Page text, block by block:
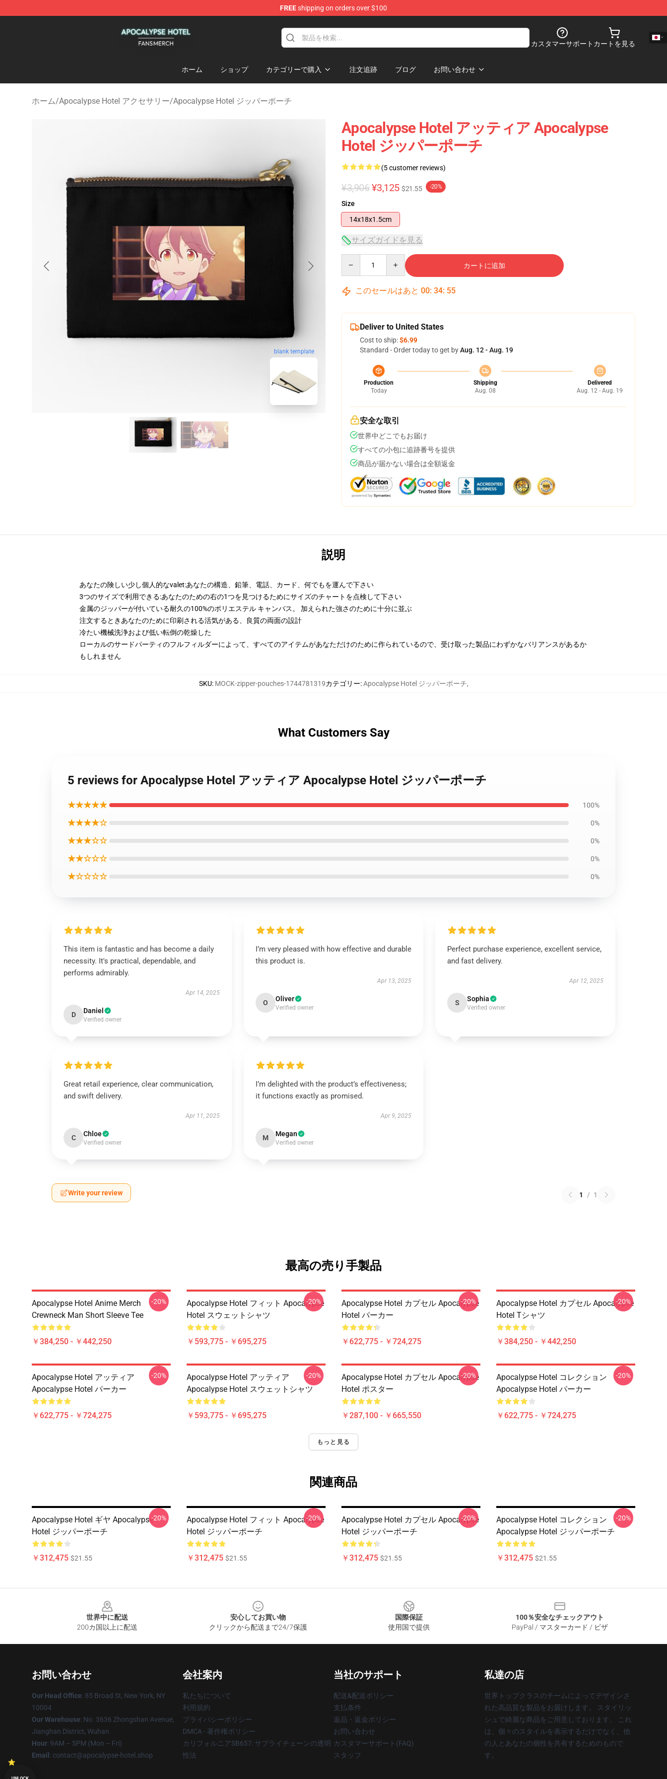
FREEshipping on orders over $100
カスタマーサポート カートを見る
ホーム ショップ カテゴリーで購入 注文追跡 ブログ お問い合わせ
ホーム/Apocalypse Hotel アクセサリー/Apocalypse Hotel ジッパーポーチ
blank template
Apocalypse Hotel アッティア Apocalypse
Hotel ジッパーポーチ
(5 customer reviews)
¥3,906 ¥3,125 $21.55 -20%
Size
14x18x1.5cm
サイズガイドを見る
カートに追加
このセールはあと 00: 34: 54
Deliver to United States
Cost to ship:$6.99
Standard - Order today to get byAug. 12 - Aug. 19
Production
Today
Shipping
Aug. 08
Delivered
Aug. 12 - Aug. 19
安全な取引
世界中どこでもお届け
すべての小包に追跡番号を提供
商品が届かない場合は全額返金
説明
あなたの険しい少し個人的なvalet:あなたの構造、鉛筆、電話、カード、何でもを運んで下さい
3つのサイズで利用できる:あなたのための右の1つを見つけるためにサイズのチャートを点検して下さい
金属のジッパーが付いている耐久の100%のポリエステル キャンバス。 加えられた強さのために十分に並ぶ
注文するときあなたのために印刷される活気がある、良質の両面の設計
冷たい機械洗浄および低い転倒の乾燥した
ローカルのサードパーティのフルフィルダーによって、すべてのアイテムがあなただけのために作られているので、受け取った製品にわずかなバリアンスがあるか
もしれません
SKU: MOCK-zipper-pouches-1744781319カテゴリー:Apocalypse Hotel ジッパーポーチ,
What Customers Say
5 reviews for Apocalypse Hotel アッティア Apocalypse Hotel ジッパーポーチ
★★★★★ 100%
★★★★☆ 0%
★★★☆☆ 0%
★★☆☆☆ 0%
★☆☆☆☆ 0%
This item is fantastic and has become a daily
necessity. It's practical, dependable, and
performs admirably.
Apr 14, 2025
D Daniel
Verified owner
I’m very pleased with how effective and durable
this product is.
Apr 13, 2025
O Oliver
Verified owner
Perfect purchase experience, excellent service,
and fast delivery.
Apr 12, 2025
S Sophia
Verified owner
Great retail experience, clear communication,
and swift delivery.
Apr 11, 2025
C Chloe
Verified owner
I’m delighted with the product’s effectiveness;
it functions exactly as promised.
Apr 9, 2025
M Megan
Verified owner
Write your review 1 / 1
最高の売り手製品
Apocalypse Hotel Anime Merch
Crewneck Man Short Sleeve Tee
￥384,250 - ￥442,250
-20%
Apocalypse Hotel フィット Apocalypse
Hotel スウェットシャツ
￥593,775 - ￥695,275
-20%
Apocalypse Hotel カプセル Apocalypse
Hotel パーカー
￥622,775 - ￥724,275
-20%
Apocalypse Hotel カプセル Apocalypse
Hotel Tシャツ
￥384,250 - ￥442,250
-20%
Apocalypse Hotel アッティア
Apocalypse Hotel パーカー
￥622,775 - ￥724,275
-20%
Apocalypse Hotel アッティア
Apocalypse Hotel スウェットシャツ
￥593,775 - ￥695,275
-20%
Apocalypse Hotel カプセル Apocalypse
Hotel ポスター
￥287,100 - ￥665,550
-20%
Apocalypse Hotel コレクション
Apocalypse Hotel パーカー
￥622,775 - ￥724,275
-20%
もっと見る
関連商品
Apocalypse Hotel ギヤ Apocalypse
Hotel ジッパーポーチ
￥312,475 $21.55
-20%
Apocalypse Hotel フィット Apocalypse
Hotel ジッパーポーチ
￥312,475 $21.55
-20%
Apocalypse Hotel カプセル Apocalypse
Hotel ジッパーポーチ
￥312,475 $21.55
-20%
Apocalypse Hotel コレクション
Apocalypse Hotel ジッパーポーチ
￥312,475 $21.55
-20%
世界中に配送
200カ国以上に配送
安心してお買い物
クリックから配送まで24/7保護
国際保証
使用国で提供
100％安全なチェックアウト
PayPal / マスターカード / ビザ
お問い合わせ
Our Head Office: 85 Broad St, New York, NY
10004
Our Warehouse: No. 3636 Zhongshan Avenue,
Jianghan District, Wuhan
Hour: 9AM – 5PM (Mon – Fri)
Email : contact@apocalypse-hotel.shop
会社案内
私たちについて
利用規約
プライバシーポリシー
DMCA - 著作権ポリシー
カリフォルニアSB657: サプライチェーンの透明
性法
当社のサポート
配送&配送ポリシー
支払条件
返品・返金ポリシー
お問い合わせ
カスタマーサポート(FAQ)
スタッフ
私達の店
世界トップクラスのチームによってデザインさ
れた高品質な製品をお届けします。 スタイリッ
シュで綺麗な商品をご用意しております。 これ
は、個々のスタイルを表示するだけでなく、他
の人とあなたの個性を共有するためのもので
す。